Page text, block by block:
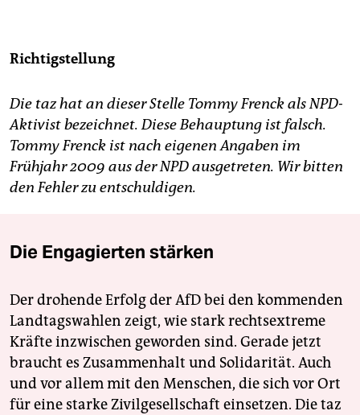
Richtigstellung
Die taz hat an dieser Stelle Tommy Frenck als NPD-
Aktivist bezeichnet. Diese Behauptung ist falsch.
Tommy Frenck ist nach eigenen Angaben im
Frühjahr 2009 aus der NPD ausgetreten. Wir bitten
den Fehler zu entschuldigen.
Die Engagierten stärken
Der drohende Erfolg der AfD bei den kommenden
Landtagswahlen zeigt, wie stark rechtsextreme
Kräfte inzwischen geworden sind. Gerade jetzt
braucht es Zusammenhalt und Solidarität. Auch
und vor allem mit den Menschen, die sich vor Ort
für eine starke Zivilgesellschaft einsetzen. Die taz